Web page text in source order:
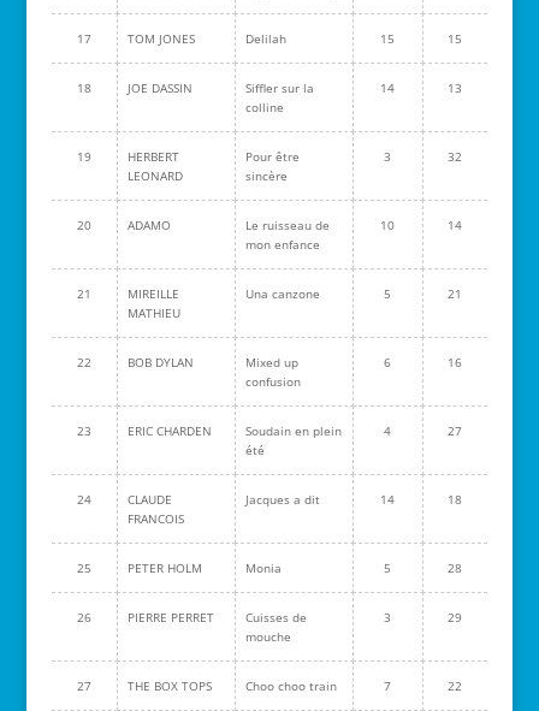
17 TOM JONES Delilah 15 15
18 JOE DASSIN
Siffler sur la
colline
14 13
19
HERBERT
LEONARD
Pour être
sincère
3 32
20 ADAMO
Le ruisseau de
mon enfance
10 14
21
MIREILLE
MATHIEU
Una canzone 5 21
22 BOB DYLAN
Mixed up
confusion
6 16
23 ERIC CHARDEN
Soudain en plein
été
4 27
24
CLAUDE
FRANCOIS
Jacques a dit 14 18
25 PETER HOLM Monia 5 28
26 PIERRE PERRET
Cuisses de
mouche
3 29
27 THE BOX TOPS Choo choo train 7 22